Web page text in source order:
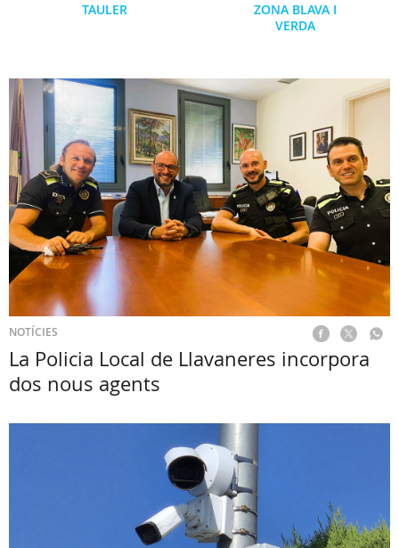
TAULER
ZONA BLAVA I
VERDA
NOTÍCIES
La Policia Local de Llavaneres incorpora
dos nous agents